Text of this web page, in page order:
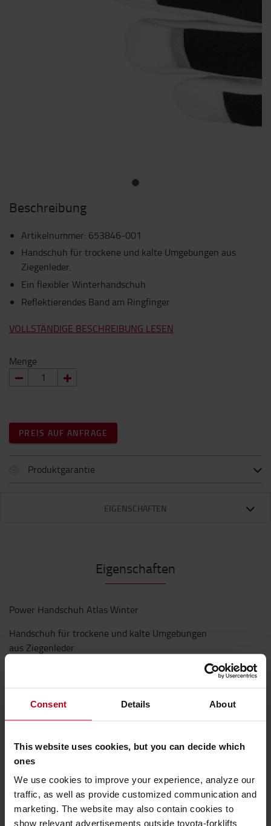
Consent Details About
This website uses cookies, but you can decide which
ones
We use cookies to improve your experience, analyze our
traffic, as well as provide customized communication and
marketing. The website may also contain cookies to
show relevant advertisements outside toyota-forklifts
Beschreibung
Artikelnummer: 653846-001
Handschuh für trockene und kalte Umgebungen aus
Ziegenleder.
Ein flexibler Winterhandschuh
Reflektierendes Band am Ringfinger
VOLLSTÄNDIGE BESCHREIBUNG LESEN
Menge
PREIS AUF ANFRAGE
Produktgarantie
EIGENSCHAFTEN
Eigenschaften
Power Handschuh Atlas Winter
Handschuh für trockene und kalte Umgebungen
aus Ziegenleder.
Polyester und einer robusten Innenseite aus
Finger und verstärkter Daumen. Die Isolierung des
HEAT-MX 100g gibt der Hand guten Schutz bei kaltem
um das gesamte Handgelenk hält den Handschuh in
Position.
Eigenschaften